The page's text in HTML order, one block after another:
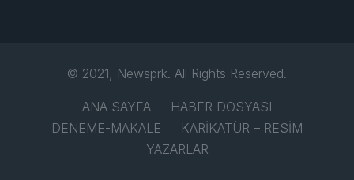
© 2021, Newsprk. All Rights Reserved.
ANA SAYFA
HABER DOSYASI
DENEME-MAKALE
KARİKATÜR – RESİM
YAZARLAR